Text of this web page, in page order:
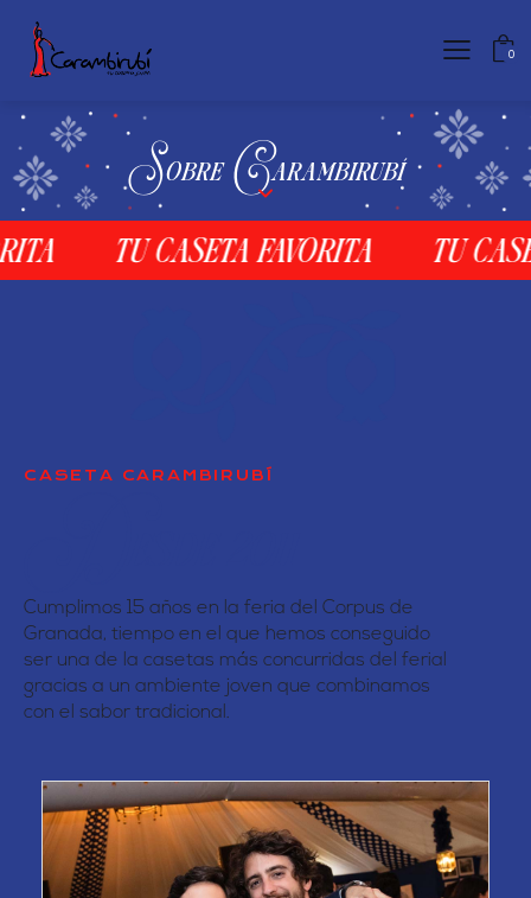
0
Sobre Carambirubí
tu caseta favorita tu
CASETA CARAMBIRUBÍ
Cumplimos 15 años en la feria del Corpus de
Granada, tiempo en el que hemos conseguido
ser una de la casetas más concurridas del ferial
gracias a un ambiente joven que combinamos
con el sabor tradicional.